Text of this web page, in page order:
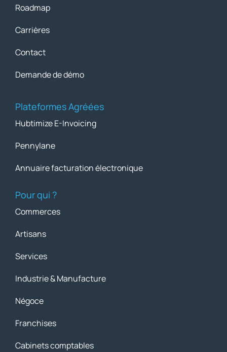
Roadmap
Carrières
Contact
Demande de démo
Plateformes Agréées
Hubtimize E-Invoicing
Pennylane
Annuaire facturation électronique
Pour qui ?
Commerces
Artisans
Services
Industrie & Manufacture
Négoce
Franchises
Cabinets comptables